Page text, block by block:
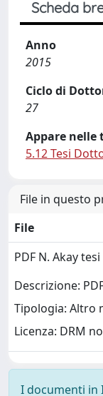
Scheda
Anno
2015
Ciclo di
27
Appare nelle
5.12 Tesi
File in questo
File
PDF N. Akay
Descrizione:
Tipologia: Altro
Licenza: DRM
I documenti in